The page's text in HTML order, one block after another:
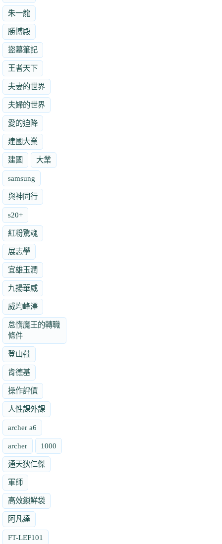
朱一龍
勝博殿
盜墓筆記
王者天下
夫妻的世界
夫婦的世界
愛的迫降
建國大業
建國 大業
samsung
與神同行
s20+
紅粉驚魂
展志學
宜雄玉潤
九揚華威
威均峰澤
怠惰魔王的轉職
條件
登山鞋
肯德基
操作評價
人性課外課
archer a6
archer 1000
通天狄仁傑
軍師
高效鎖鮮袋
阿凡達
FT-LEF101